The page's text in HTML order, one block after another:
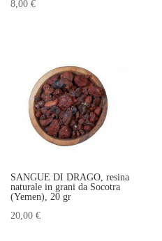
8,00€
SANGUE DI DRAGO, resina
naturale in grani da Socotra
(Yemen), 20 gr
20,00€